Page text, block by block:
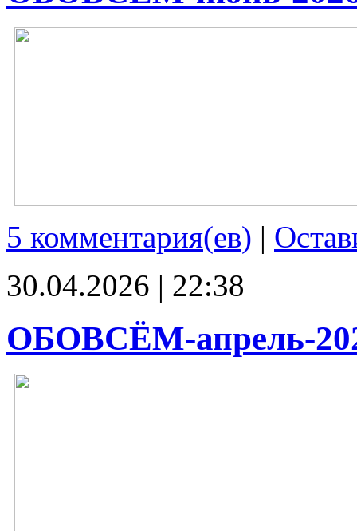
5 комментария(ев) |
30.04.2026 | 22:38
ОБОВСЁМ-апрель-